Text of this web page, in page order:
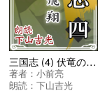
三国志 (4) 伏竜の飛翔
著者：小前亮
朗読：下山吉光